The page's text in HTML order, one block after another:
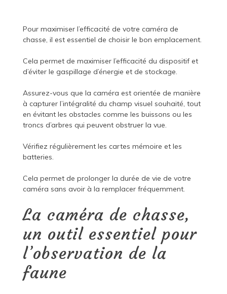
Pour maximiser l’efficacité de votre caméra de
chasse, il est essentiel de choisir le bon emplacement.
Cela permet de maximiser l’efficacité du dispositif et
d’éviter le gaspillage d’énergie et de stockage.
Assurez-vous que la caméra est orientée de manière
à capturer l’intégralité du champ visuel souhaité, tout
en évitant les obstacles comme les buissons ou les
troncs d’arbres qui peuvent obstruer la vue.
Vérifiez régulièrement les cartes mémoire et les
batteries.
Cela permet de prolonger la durée de vie de votre
caméra sans avoir à la remplacer fréquemment.
La caméra de chasse,
un outil essentiel pour
l’observation de la
faune